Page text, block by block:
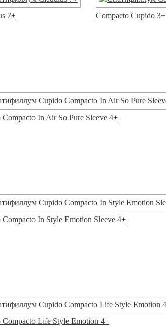
7+ Compacto Cupido 3+
Compacto In Air So Pure Sleeve 4+
Compacto In Style Emotion Sleeve 4+
Compacto Life Style Emotion 4+